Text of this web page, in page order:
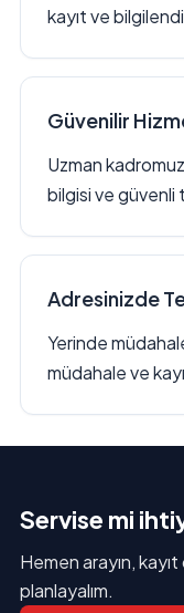
kayıt ve
Güvenilir
Uzman
bilgisi ve güvenli
Adresinizde
Yerinde
müdahale ve
Servise mi
Hemen arayın,
planlayalım.